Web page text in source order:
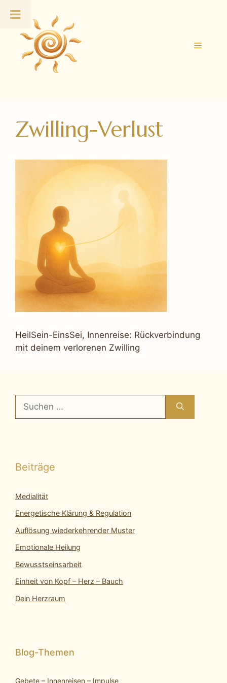
Inhalt
springen
Menü
Zwilling-Verlust
HeilSein-EinsSei, Innenreise: Rückverbindung
mit deinem verlorenen Zwilling
nach:
Beiträge
Medialität
Energetische Klärung & Regulation
Auflösung wiederkehrender Muster
Emotionale Heilung
Bewusstseinsarbeit
Einheit von Kopf – Herz – Bauch
Dein Herzraum
Gebete – Innenreisen – Impulse